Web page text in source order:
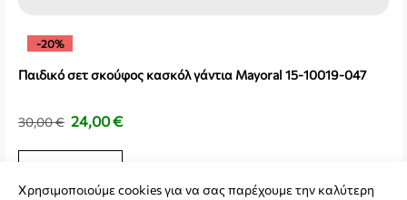
-20%
Παιδικό σετ σκούφος κασκόλ γάντια Mayoral 15-10019-047
30,00€ 24,00€
Χρησιμοποιούμε cookies για να σας παρέχουμε την καλύτερη